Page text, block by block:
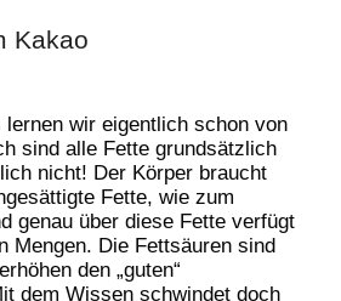
Kakao
wir eigentlich schon von
sind alle Fette grundsätzlich
nicht! Der Körper braucht
Fette, wie zum
genau über diese Fette verfügt
Mengen. Die Fettsäuren sind
den „guten“
dem Wissen schwindet doch